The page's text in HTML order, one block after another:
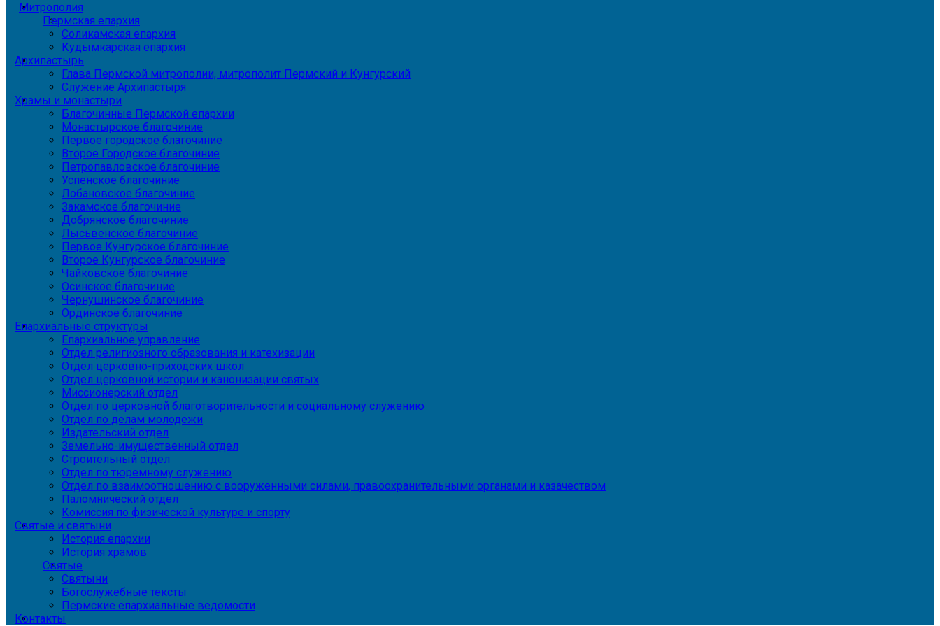
Митрополия
Пермская епархия
Соликамская епархия
Кудымкарская епархия
Архипастырь
Глава Пермской митрополии, митрополит Пермский и Кунгурский
Служение Архипастыря
Храмы и монастыри
Благочинные Пермской епархии
Монастырское благочиние
Первое городское благочиние
Второе Городское благочиние
Петропавловское благочиние
Успенское благочиние
Лобановское благочиние
Закамское благочиние
Добрянское благочиние
Лысьвенское благочиние
Первое Кунгурское благочиние
Второе Кунгурское благочиние
Чайковское благочиние
Осинское благочиние
Чернушинское благочиние
Ординское благочиние
Епархиальные структуры
Епархиальное управление
Отдел религиозного образования и катехизации
Отдел церковно-приходских школ
Отдел церковной истории и канонизации святых
Миссионерский отдел
Отдел по церковной благотворительности и социальному служению
Отдел по делам молодежи
Издательский отдел
Земельно-имущественный отдел
Строительный отдел
Отдел по тюремному служению
Отдел по взаимоотношению с вооруженными силами, правоохранительными органами и казачеством
Паломнический отдел
Комиссия по физической культуре и спорту
Святые и святыни
История епархии
История храмов
Святые
Святыни
Богослужебные тексты
Пермские епархиальные ведомости
Контакты